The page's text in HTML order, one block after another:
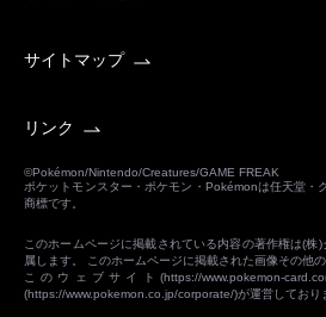
サイトマップ
リンク
©Pokémon/Nintendo/Creatures/GAME FREAK
ポケットモンスター・ポケモン・Pokémonは任天堂・
商標です。
このホームページに掲載されている内容の著作権は(株
属します。 このホームページに掲載された画像その他
このウェブサイト(https://www.pokemon-
(https://www.pokemon.co.jp/corporate/)が運営しており